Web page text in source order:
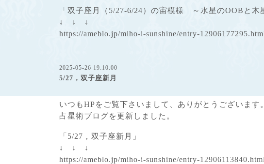
「双子座月（5/27-6/24）の宙模様 ～水星のOOBと木
↓ ↓ ↓
https://ameblo.jp/miho-i-sunshine/entry-
2025-05-26 19:10:00
5/27，双子座新月
いつもHPをご覧下さいまして、ありがとうございます。
占星術ブログを更新しました。
「5/27，双子座新月」
↓ ↓ ↓
https://ameblo.jp/miho-i-sunshine/entry-12906113840.html